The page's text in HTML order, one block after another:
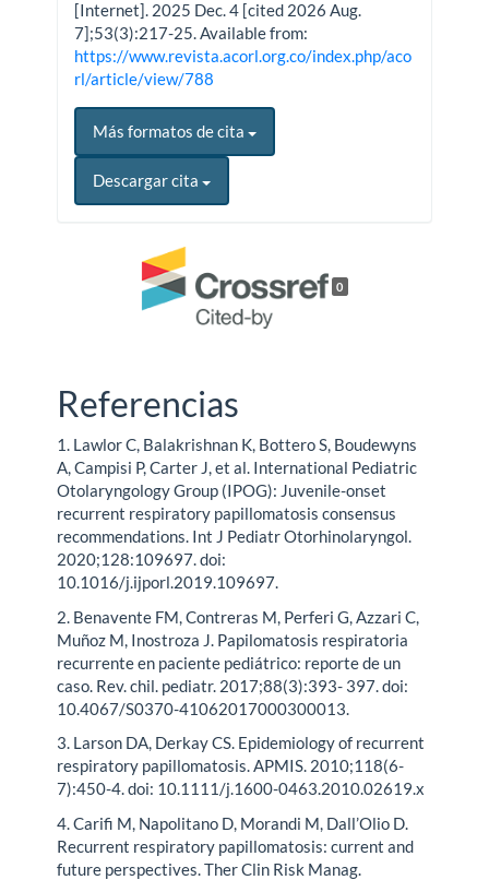
[Internet]. 2025 Dec. 4 [cited 2026 Aug.
7];53(3):217-25. Available from:
https://www.revista.acorl.org.co/index.php/aco
rl/article/view/788
Más formatos de cita
Descargar cita
0
Referencias
1. Lawlor C, Balakrishnan K, Bottero S, Boudewyns
A, Campisi P, Carter J, et al. International Pediatric
Otolaryngology Group (IPOG): Juvenile-onset
recurrent respiratory papillomatosis consensus
recommendations. Int J Pediatr Otorhinolaryngol.
2020;128:109697. doi:
10.1016/j.ijporl.2019.109697.
2. Benavente FM, Contreras M, Perferi G, Azzari C,
Muñoz M, Inostroza J. Papilomatosis respiratoria
recurrente en paciente pediátrico: reporte de un
caso. Rev. chil. pediatr. 2017;88(3):393- 397. doi:
10.4067/S0370-41062017000300013.
3. Larson DA, Derkay CS. Epidemiology of recurrent
respiratory papillomatosis. APMIS. 2010;118(6-
7):450-4. doi: 10.1111/j.1600-0463.2010.02619.x
4. Carifi M, Napolitano D, Morandi M, Dall’Olio D.
Recurrent respiratory papillomatosis: current and
future perspectives. Ther Clin Risk Manag.